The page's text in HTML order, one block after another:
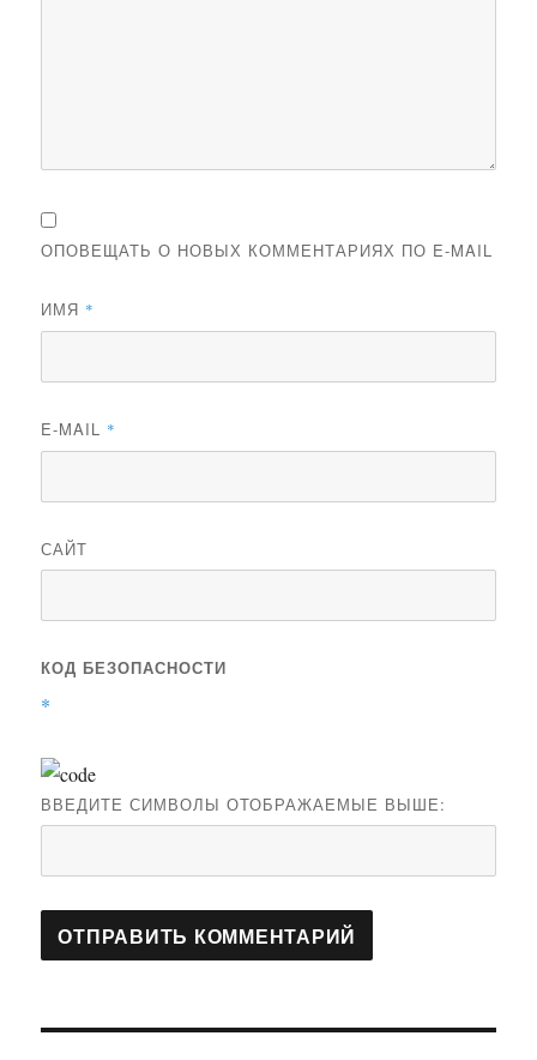
ОПОВЕЩАТЬ О НОВЫХ КОММЕНТАРИЯХ ПО E-MAIL
ИМЯ *
E-MAIL *
САЙТ
КОД БЕЗОПАСНОСТИ
*
ВВЕДИТЕ СИМВОЛЫ ОТОБРАЖАЕМЫЕ ВЫШЕ: